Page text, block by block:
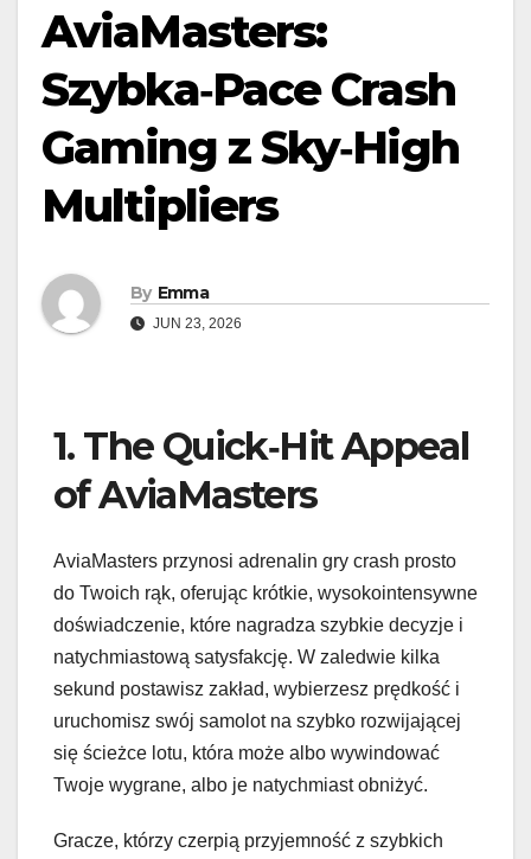
AviaMasters:
Szybka‑Pace Crash
Gaming z Sky‑High
Multipliers
By Emma
JUN 23, 2026
1. The Quick‑Hit Appeal
of AviaMasters
AviaMasters przynosi adrenalin gry crash prosto
do Twoich rąk, oferując krótkie, wysokointensywne
doświadczenie, które nagradza szybkie decyzje i
natychmiastową satysfakcję. W zaledwie kilka
sekund postawisz zakład, wybierzesz prędkość i
uruchomisz swój samolot na szybko rozwijającej
się ścieżce lotu, która może albo wywindować
Twoje wygrane, albo je natychmiast obniżyć.
Gracze, którzy czerpią przyjemność z szybkich